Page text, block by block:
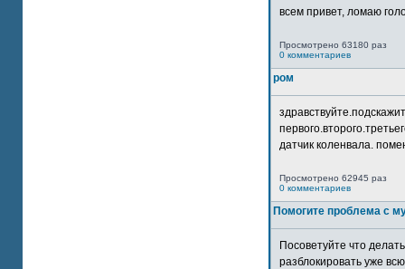
всем привет, ломаю
Просмотрено 63180 раз
0 комментариев
ром
датчик коленвала.
Просмотрено 62945 раз
0 комментариев
Помогите проблема с
Посоветуйте что
разблокировать уже